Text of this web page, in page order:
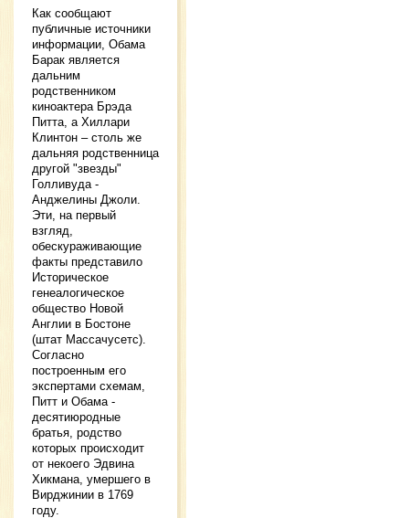
Как сообщают
публичные источники
информации, Обама
Барак является
дальним
родственником
киноактера Брэда
Питта, а Хиллари
Клинтон – столь же
дальняя родственница
другой "звезды"
Голливуда -
Анджелины Джоли.
Эти, на первый
взгляд,
обескураживающие
факты представило
Историческое
генеалогическое
общество Новой
Англии в Бостоне
(штат Массачусетс).
Согласно
построенным его
экспертами схемам,
Питт и Обама -
десятиюродные
братья, родство
которых происходит
от некоего Эдвина
Хикмана, умершего в
Вирджинии в 1769
году.